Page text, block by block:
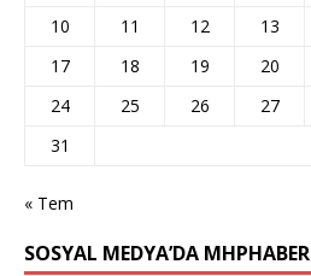
10
11 12 13
17
18 19 20
24
25 26 27
31
« Tem
SOSYAL MEDYA’DA MHPHABER